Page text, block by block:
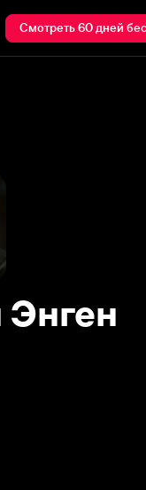
Смотреть 60 дней
Энген